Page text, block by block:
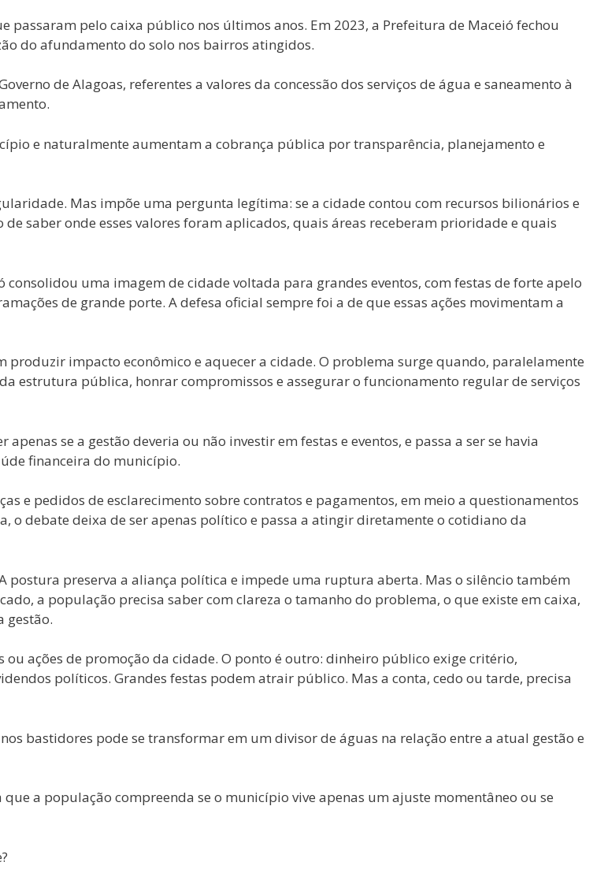
passaram pelo caixa público nos últimos anos. Em 2023, a Prefeitura de Maceió fechou
do afundamento do solo nos bairros atingidos.
de Alagoas, referentes a valores da concessão dos serviços de água e saneamento à
e naturalmente aumentam a cobrança pública por transparência, planejamento e
Mas impõe uma pergunta legítima: se a cidade contou com recursos bilionários e
saber onde esses valores foram aplicados, quais áreas receberam prioridade e quais
uma imagem de cidade voltada para grandes eventos, com festas de forte apelo
de grande porte. A defesa oficial sempre foi a de que essas ações movimentam a
impacto econômico e aquecer a cidade. O problema surge quando, paralelamente
estrutura pública, honrar compromissos e assegurar o funcionamento regular de serviços
se a gestão deveria ou não investir em festas e eventos, e passa a ser se havia
financeira do município.
e pedidos de esclarecimento sobre contratos e pagamentos, em meio a questionamentos
o debate deixa de ser apenas político e passa a atingir diretamente o cotidiano da
postura preserva a aliança política e impede uma ruptura aberta. Mas o silêncio também
a população precisa saber com clareza o tamanho do problema, o que existe em caixa,
gestão.
ações de promoção da cidade. O ponto é outro: dinheiro público exige critério,
políticos. Grandes festas podem atrair público. Mas a conta, cedo ou tarde, precisa
bastidores pode se transformar em um divisor de águas na relação entre a atual gestão e
a população compreenda se o município vive apenas um ajuste momentâneo ou se